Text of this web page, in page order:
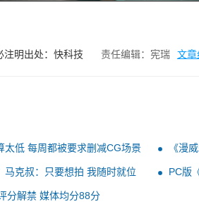
注明出处：快科技 责任编辑：宪瑞 文章
太低 每周都被要求删减CG场景 《漫
马克叔：只要想拍 我随时就位 PC版
分解禁 媒体均分88分